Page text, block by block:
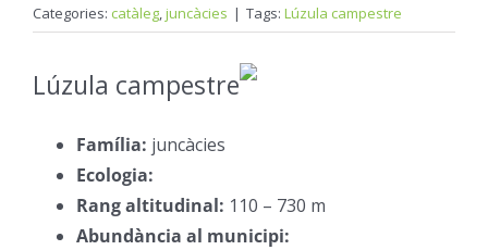
Categories: catàleg,juncàcies | Tags: Lúzula campestre
Lúzula campestre
Família: juncàcies
Ecologia:
Rang altitudinal: 110 – 730 m
Abundància al municipi: